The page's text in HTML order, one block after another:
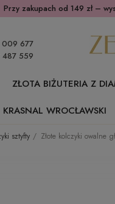
Przy zakupach od 149 zł –
009 677
487 559
ZŁOTA BIŻUTERIA Z
KRASNAL WROCŁAWSKI
sztyfty Złote kolczyki owalne